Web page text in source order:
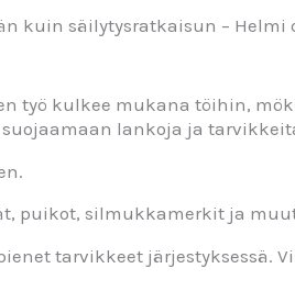
kuin säilytysratkaisun –
työ kulkee mukana töihin,
lankoja ja
puikot, silmukkamerkit ja
tarvikkeet